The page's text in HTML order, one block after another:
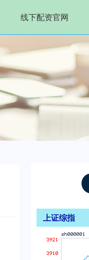
线下配资官网
上证综指